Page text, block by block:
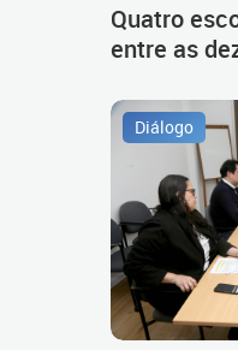
Quatro
entre as
Diálogo